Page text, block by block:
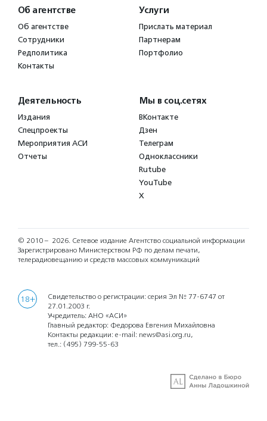
Об агентстве
Об агентстве
Сотрудники
Редполитика
Контакты
Услуги
Прислать материал
Партнерам
Портфолио
Деятельность
Издания
Спецпроекты
Мероприятия АСИ
Отчеты
Мы в соц.сетях
ВКонтакте
Дзен
Телеграм
Одноклассники
Rutube
YouTube
X
© 2010 – 2026. Сетевое издание Агентство социальной информации
Зарегистрировано Министерством РФ по делам печати,
телерадиовещанию и средств массовых коммуникаций
18+
Свидетельство о регистрации: серия Эл № 77-6747 от
27.01.2003 г.
Учредитель: АНО «АСИ»
Главный редактор: Федорова Евгения Михайловна
Контакты редакции: e-mail: news@asi.org.ru,
тел.: (495) 799-55-63